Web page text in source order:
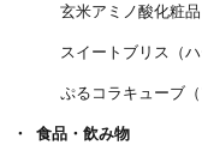
玄米アミノ酸化粧
スイートブリス（ハ
ぷるコラキューブ
食品・飲み物